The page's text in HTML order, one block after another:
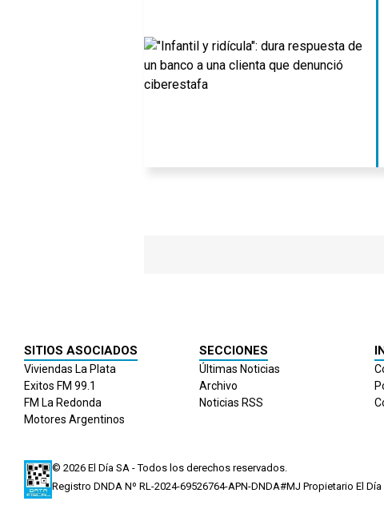
SITIOS ASOCIADOS
Viviendas La Plata
Exitos FM 99.1
FM La Redonda
Motores Argentinos
SECCIONES
Últimas Noticias
Archivo
Noticias RSS
© 2026 El Día SA - Todos los derechos reservados.
Registro DNDA Nº RL-2024-69526764-APN-DNDA#MJ Propietario El Día